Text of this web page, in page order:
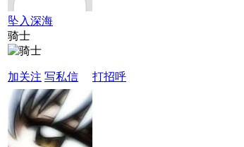
坠入深海
骑士
加关注 写私信 打招呼